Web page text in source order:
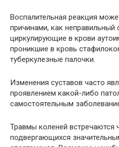
Воспалительная реакция
причинами, как неправильный
циркулирующие в крови
проникшие в кровь
туберкулезные палочки.
Изменения суставов часто
проявлением какой-либо
самостоятельным
Травмы коленей встречаются
подвергающихся